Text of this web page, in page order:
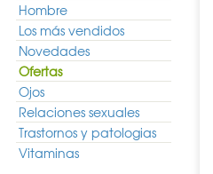
Hombre
Los más vendidos
Novedades
Ofertas
Ojos
Relaciones sexuales
Trastornos y patologias
Vitaminas